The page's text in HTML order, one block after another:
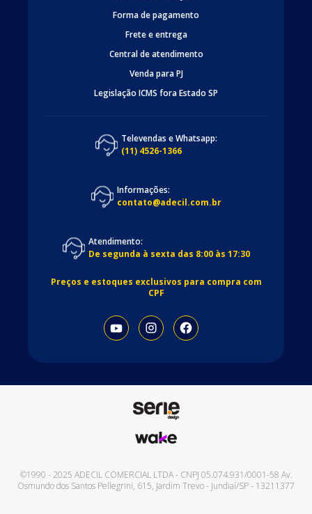
Forma de pagamento
Frete e entrega
Central de atendimento
Venda para PJ
Legislação ICMS fora Estado SP
Televendas e Whatsapp:
(11) 4526-1366
Informações:
contato@adecil.com.br
Atendimento:
De segunda à sexta das 8:00 às 17:30
Preços e estoques exclusivos para compra com
CPF
©1990 - 2025 ADECIL COMERCIAL LTDA- CNPJ 05.074.931/0001-58 Av.
Osmundo dos Santos Pellegrini, 615, Jardim Trevo- Jundiaí/SP- 13211377